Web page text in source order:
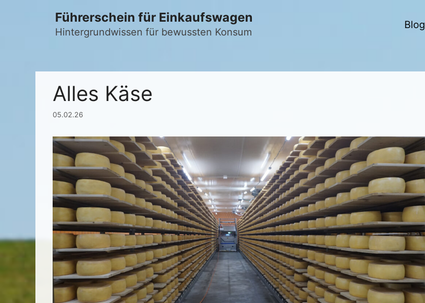
Führerschein für Einkaufswagen
Hintergrundwissen für bewussten Konsum
Blog
Alles Käse
05.02.26